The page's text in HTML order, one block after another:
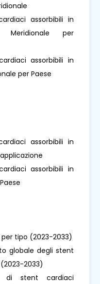
assorbibili in
per
assorbibili in
per Paese
assorbibili in
assorbibili in
tipo (2023-2033)
globale degli stent
2033)
di stent cardiaci